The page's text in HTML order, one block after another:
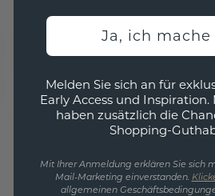
Ja, ich
Melden Sie sich an für
Early Access und
haben zusätzlich die
Shopping-
Mit Ihrer Anmeldung erklären Sie sich
Mail-Marketing einverstanden.
allgemeinen